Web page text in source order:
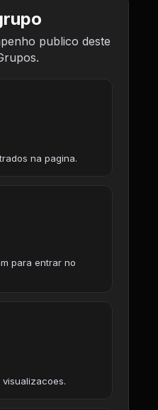
publico deste
na pagina.
para entrar no